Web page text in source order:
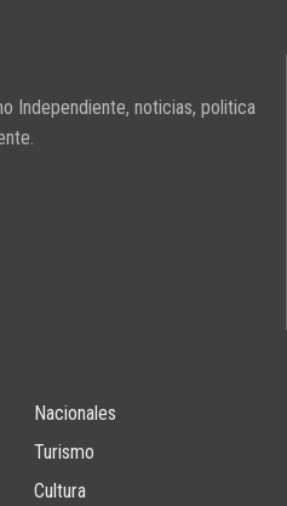
Independiente, noticias, politica
Nacionales
Turismo
Cultura